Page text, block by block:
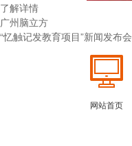
了解详情
广州脑立方
“忆触记发教育项目”新闻发布会
网站首页